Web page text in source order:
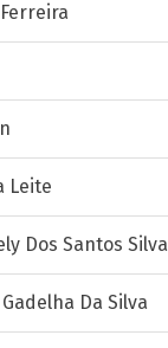
Leite
Dos Santos Silva
Da Silva